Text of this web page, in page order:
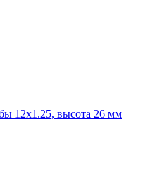
12x1.25, высота 26 мм